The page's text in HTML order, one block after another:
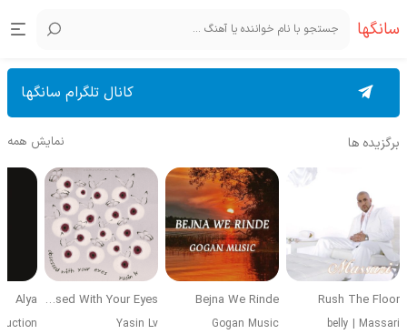
سانگها
کانال تلگرام سانگها
برگزیده ها نمایش همه
Rush The Floor
belly | Massari
Bejna We Rinde
Gogan Music
Obsessed With Your Eyes
Yasin Lv
Alya